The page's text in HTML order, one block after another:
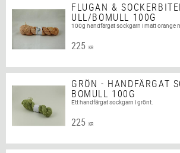
FLUGAN &
ULL/BOMULL 100G
100g handfärgat sockgarn i matt orange
225 KR
GRÖN - HANDFÄRGAT
BOMULL 100G
Ett handfärgat sockgarn i grönt.
225 KR